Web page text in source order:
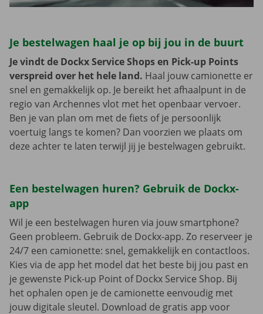
Je bestelwagen haal je op bij jou in de buurt
Je vindt de Dockx Service Shops en Pick-up Points
verspreid over het hele land. Haal jouw camionette er
snel en gemakkelijk op. Je bereikt het afhaalpunt in de
regio van Archennes vlot met het openbaar vervoer.
Ben je van plan om met de fiets of je persoonlijk
voertuig langs te komen? Dan voorzien we plaats om
deze achter te laten terwijl jij je bestelwagen gebruikt.
Een bestelwagen huren? Gebruik de Dockx-
app
Wil je een bestelwagen huren via jouw smartphone?
Geen probleem. Gebruik de Dockx-app. Zo reserveer je
24/7 een camionette: snel, gemakkelijk en contactloos.
Kies via de app het model dat het beste bij jou past en
je gewenste Pick-up Point of Dockx Service Shop. Bij
het ophalen open je de camionette eenvoudig met
jouw digitale sleutel. Download de gratis app voor